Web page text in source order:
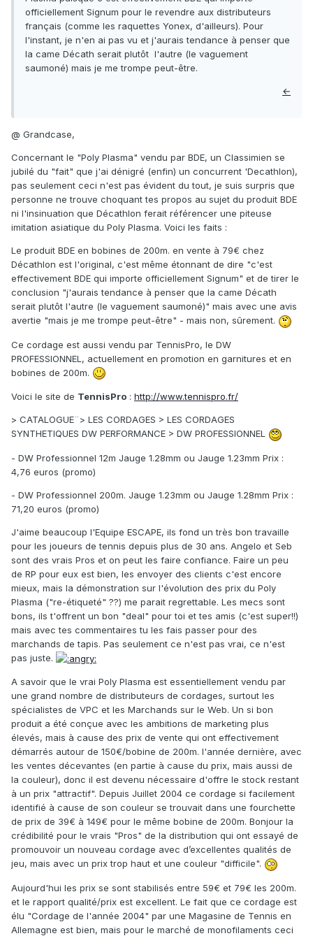
officiellement Signum pour le revendre aux distributeurs
français (comme les raquettes Yonex, d'ailleurs). Pour
l'instant, je n'en ai pas vu et j'aurais tendance à penser que
la came Décath serait plutôt l'autre (le vaguement
saumoné) mais je me trompe peut-être.
←
@ Grandcase,
Concernant le "Poly Plasma" vendu par BDE, un Classimien se
jubilé du "fait" que j'ai dénigré (enfin) un concurrent 'Decathlon),
pas seulement ceci n'est pas évident du tout, je suis surpris que
personne ne trouve choquant tes propos au sujet du produit BDE
ni l'insinuation que Décathlon ferait référencer une piteuse
imitation asiatique du Poly Plasma. Voici les faits :
Le produit BDE en bobines de 200m. en vente à 79€ chez
Décathlon est l'original, c'est même étonnant de dire "c'est
effectivement BDE qui importe officiellement Signum" et de tirer le
conclusion "j'aurais tendance à penser que la came Décath
serait plutôt l'autre (le vaguement saumoné)" mais avec une avis
avertie "mais je me trompe peut-être" - mais non, sûrement.
Ce cordage est aussi vendu par TennisPro, le DW
PROFESSIONNEL, actuellement en promotion en garnitures et en
bobines de 200m.
Voici le site de TennisPro : http://www.tennispro.fr/
> CATALOGUE¨> LES CORDAGES > LES CORDAGES
SYNTHETIQUES DW PERFORMANCE > DW PROFESSIONNEL
- DW Professionnel 12m Jauge 1.28mm ou Jauge 1.23mm Prix :
4,76 euros (promo)
- DW Professionnel 200m. Jauge 1.23mm ou Jauge 1.28mm Prix :
71,20 euros (promo)
J'aime beaucoup l'Equipe ESCAPE, ils fond un très bon travaille
pour les joueurs de tennis depuis plus de 30 ans. Angelo et Seb
sont des vrais Pros et on peut les faire confiance. Faire un peu
de RP pour eux est bien, les envoyer des clients c'est encore
mieux, mais la démonstration sur l'évolution des prix du Poly
Plasma ("re-étiqueté" ??) me parait regrettable. Les mecs sont
bons, ils t'offrent un bon "deal" pour toi et tes amis (c'est super!!)
mais avec tes commentaires tu les fais passer pour des
marchands de tapis. Pas seulement ce n'est pas vrai, ce n'est
pas juste.
A savoir que le vrai Poly Plasma est essentiellement vendu par
une grand nombre de distributeurs de cordages, surtout les
spécialistes de VPC et les Marchands sur le Web. Un si bon
produit a été conçue avec les ambitions de marketing plus
élevés, mais à cause des prix de vente qui ont effectivement
démarrés autour de 150€/bobine de 200m. l'année dernière, avec
les ventes décevantes (en partie à cause du prix, mais aussi de
la couleur), donc il est devenu nécessaire d'offre le stock restant
à un prix "attractif". Depuis Juillet 2004 ce cordage si facilement
identifié à cause de son couleur se trouvait dans une fourchette
de prix de 39€ à 149€ pour le même bobine de 200m. Bonjour la
crédibilité pour le vrais "Pros" de la distribution qui ont essayé de
promouvoir un nouveau cordage avec d’excellentes qualités de
jeu, mais avec un prix trop haut et une couleur "difficile".
Aujourd'hui les prix se sont stabilisés entre 59€ et 79€ les 200m.
et le rapport qualité/prix est excellent. Le fait que ce cordage est
élu "Cordage de l'année 2004" par une Magasine de Tennis en
Allemagne est bien, mais pour le marché de monofilaments ceci